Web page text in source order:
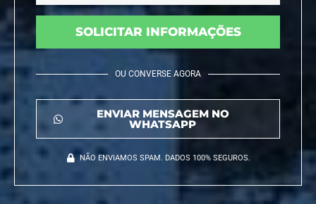
SOLICITAR INFORMAÇÕES
OU CONVERSE AGORA
ENVIAR MENSAGEM NO
WHATSAPP
NÃO ENVIAMOS SPAM. DADOS 100% SEGUROS.